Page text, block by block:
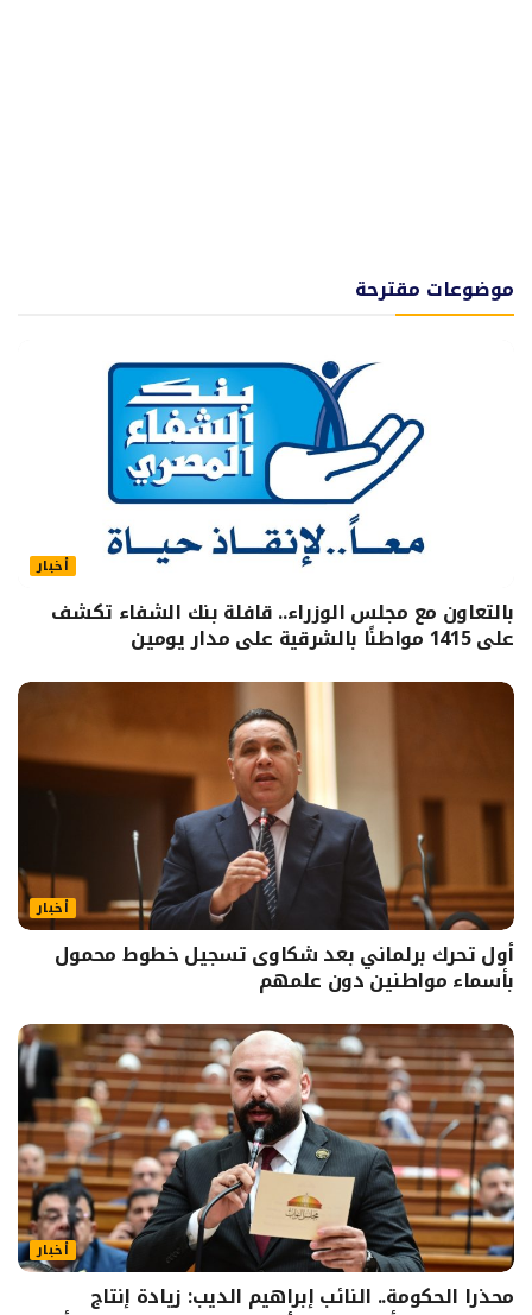
موضوعات مقترحة
أخبار
بالتعاون مع مجلس الوزراء.. قافلة بنك الشفاء تكشف
على 1415 مواطنًا بالشرقية على مدار يومين
أخبار
أول تحرك برلماني بعد شكاوى تسجيل خطوط محمول
بأسماء مواطنين دون علمهم
أخبار
محذرا الحكومة.. النائب إبراهيم الديب: زيادة إنتاج